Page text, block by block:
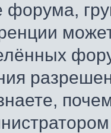
форума,